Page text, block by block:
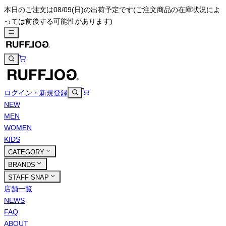
本日のご注文は08/09(日)の出荷予定です(ご注文商品の在庫状況によ
っては前後する可能性があります)
ログイン・新規登録
NEW
MEN
WOMEN
KIDS
CATEGORY
BRANDS
STAFF SNAP
店舗一覧
NEWS
FAQ
ABOUT